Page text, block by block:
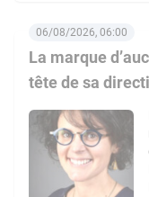
La marque
tête de sa
06/08/2026, 06:00